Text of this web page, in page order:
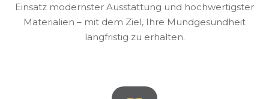
Einsatz modernster Ausstattung und hochwertigster
Materialien – mit dem Ziel, Ihre Mundgesundheit
langfristig zu erhalten.